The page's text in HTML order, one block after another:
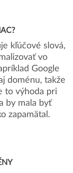
kľúčové slová,
vo
Google
doménu, takže
to výhoda pri
by mala byť
zapamätal.